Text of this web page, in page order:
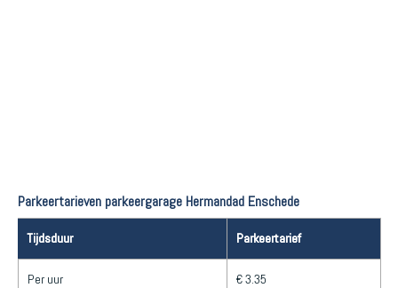
Parkeertarieven parkeergarage Hermandad Enschede
Tijdsduur Parkeertarief
Per uur € 3.35